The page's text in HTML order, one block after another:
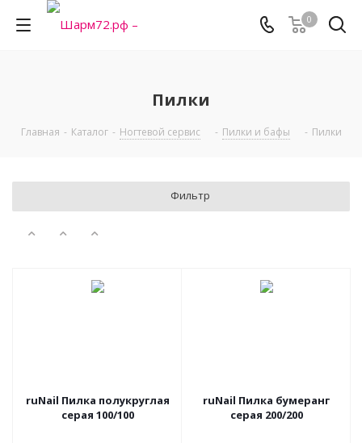
0
Пилки
Главная - Каталог - Ногтевой сервис - Пилки и бафы - Пилки
Фильтр
ruNail Пилка полукруглая
серая 100/100
ruNail Пилка бумеранг
серая 200/200